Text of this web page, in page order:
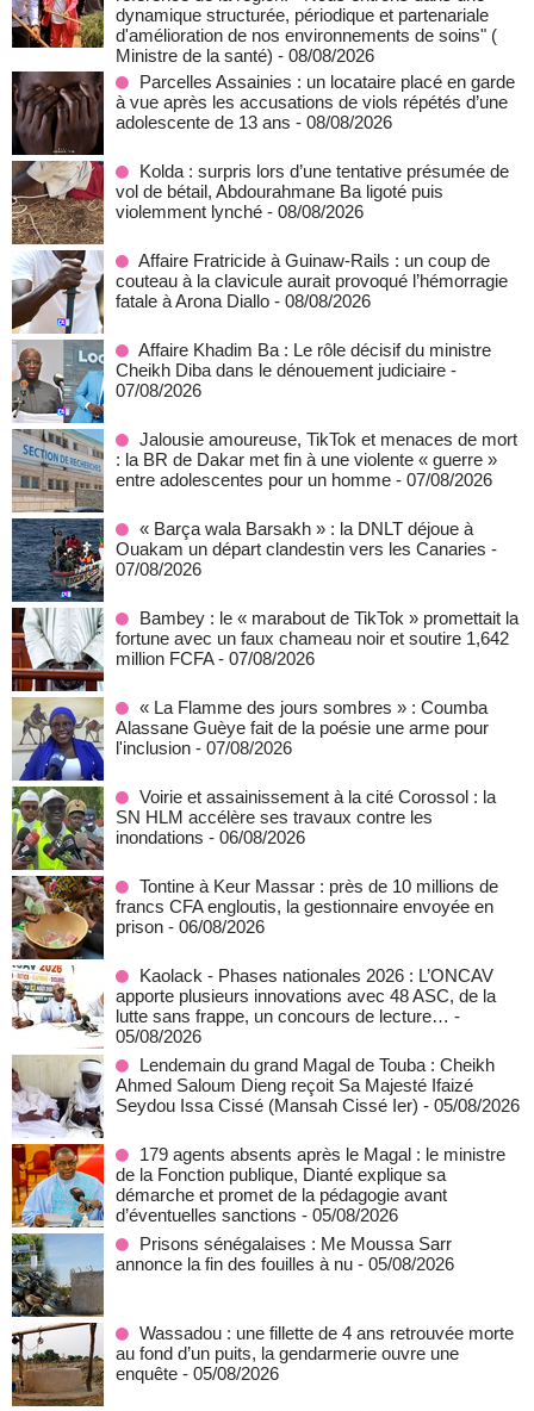
dynamique structurée, périodique et partenariale
d'amélioration de nos environnements de soins" (
Ministre de la santé) - 08/08/2026
Parcelles Assainies : un locataire placé en garde
à vue après les accusations de viols répétés d’une
adolescente de 13 ans - 08/08/2026
Kolda : surpris lors d’une tentative présumée de
vol de bétail, Abdourahmane Ba ligoté puis
violemment lynché - 08/08/2026
Affaire Fratricide à Guinaw-Rails : un coup de
couteau à la clavicule aurait provoqué l’hémorragie
fatale à Arona Diallo - 08/08/2026
Affaire Khadim Ba : Le rôle décisif du ministre
Cheikh Diba dans le dénouement judiciaire -
07/08/2026
Jalousie amoureuse, TikTok et menaces de mort
: la BR de Dakar met fin à une violente « guerre »
entre adolescentes pour un homme - 07/08/2026
« Barça wala Barsakh » : la DNLT déjoue à
Ouakam un départ clandestin vers les Canaries -
07/08/2026
Bambey : le « marabout de TikTok » promettait la
fortune avec un faux chameau noir et soutire 1,642
million FCFA - 07/08/2026
« La Flamme des jours sombres » : Coumba
Alassane Guèye fait de la poésie une arme pour
l'inclusion - 07/08/2026
Voirie et assainissement à la cité Corossol : la
SN HLM accélère ses travaux contre les
inondations - 06/08/2026
Tontine à Keur Massar : près de 10 millions de
francs CFA engloutis, la gestionnaire envoyée en
prison - 06/08/2026
Kaolack - Phases nationales 2026 : L’ONCAV
apporte plusieurs innovations avec 48 ASC, de la
lutte sans frappe, un concours de lecture… -
05/08/2026
Lendemain du grand Magal de Touba : Cheikh
Ahmed Saloum Dieng reçoit Sa Majesté Ifaizé
Seydou Issa Cissé (Mansah Cissé Ier) - 05/08/2026
179 agents absents après le Magal : le ministre
de la Fonction publique, Dianté explique sa
démarche et promet de la pédagogie avant
d’éventuelles sanctions - 05/08/2026
Prisons sénégalaises : Me Moussa Sarr
annonce la fin des fouilles à nu - 05/08/2026
Wassadou : une fillette de 4 ans retrouvée morte
au fond d’un puits, la gendarmerie ouvre une
enquête - 05/08/2026